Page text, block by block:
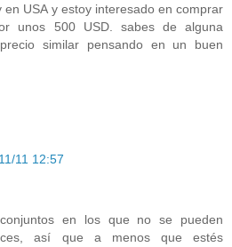
en USA y estoy interesado en comprar
unos 500 USD. sabes de alguna
similar pensando en un buen
11 12:57
en los que no se pueden
así que a menos que estés